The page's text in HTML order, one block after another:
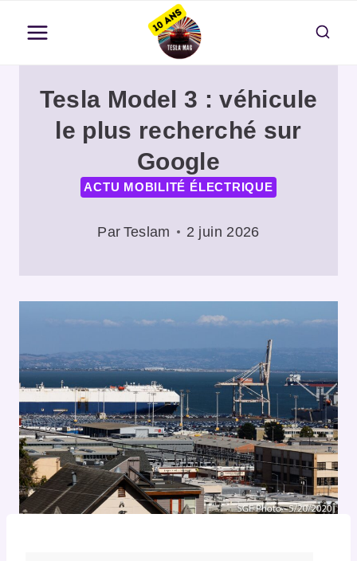
contenu
Tesla Model 3 : véhicule
le plus recherché sur
Google
ACTU MOBILITÉ ÉLECTRIQUE
Par Teslam 2 juin 2026